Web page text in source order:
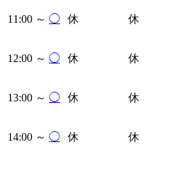
11:00 ～ ◯ 休 休
12:00 ～ ◯ 休 休
13:00 ～ ◯ 休 休
14:00 ～ ◯ 休 休